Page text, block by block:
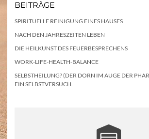
BEITRÄGE
SPIRITUELLE REINIGUNG EINES HAUSES
NACH DEN JAHRESZEITEN LEBEN
DIE HEILKUNST DES FEUERBESPRECHENS
WORK-LIFE-HEALTH-BALANCE
SELBSTHEILUNG? (DER DORN IM AUGE DER
EIN SELBSTVERSUCH.